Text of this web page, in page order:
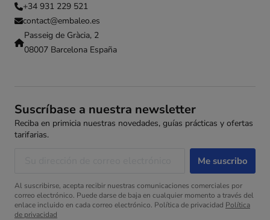
+34 931 229 521
contact@embaleo.es
Passeig de Gràcia, 2
08007 Barcelona España
Suscríbase a nuestra newsletter
Reciba en primicia nuestras novedades, guías prácticas y ofertas
tarifarias.
Al suscribirse, acepta recibir nuestras comunicaciones comerciales por
correo electrónico. Puede darse de baja en cualquier momento a través del
enlace incluido en cada correo electrónico. Política de privacidad Política
de privacidad